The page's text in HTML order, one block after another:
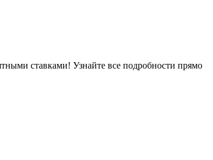
ставками! Узнайте все подробности прямо